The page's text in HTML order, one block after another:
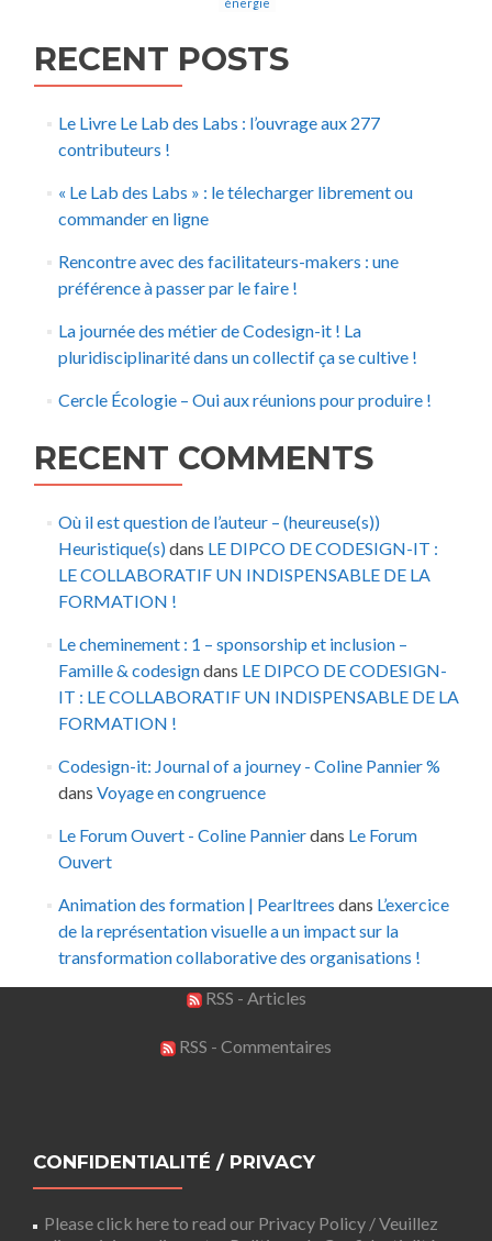
RECENT POSTS
Le Livre Le Lab des Labs : l’ouvrage aux 277
contributeurs !
« Le Lab des Labs » : le télecharger librement ou
commander en ligne
Rencontre avec des facilitateurs-makers : une
préférence à passer par le faire !
La journée des métier de Codesign-it ! La
pluridisciplinarité dans un collectif ça se cultive !
Cercle Écologie – Oui aux réunions pour produire !
RECENT COMMENTS
Où il est question de l’auteur – (heureuse(s))
Heuristique(s)dans LE DIPCO DE CODESIGN-IT :
LE COLLABORATIF UN INDISPENSABLE DE LA
FORMATION !
Le cheminement : 1 – sponsorship et inclusion –
Famille & codesigndans LE DIPCO DE CODESIGN-
IT : LE COLLABORATIF UN INDISPENSABLE DE LA
FORMATION !
Codesign-it: Journal of a journey - Coline Pannier %
dans Voyage en congruence
Le Forum Ouvert - Coline Pannierdans Le Forum
Ouvert
Animation des formation | Pearltrees dans L’exercice
de la représentation visuelle a un impact sur la
transformation collaborative des organisations !
RSS - Articles
RSS - Commentaires
CONFIDENTIALITÉ / PRIVACY
Please click here to read our Privacy Policy / Veuillez